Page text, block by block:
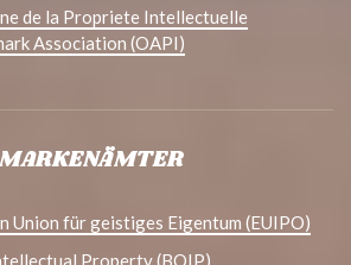
de la Propriete Intellectuelle
Association (OAPI)
Union für geistiges Eigentum (EUIPO)
Property (BOIP)